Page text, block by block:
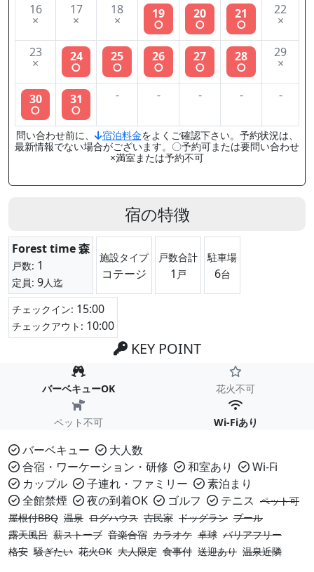
16
×
17
×
18
× 19
○
20
○
21
○
22
×
23
× 24
○
25
○
26
○
27
○
28
○
29
×
30
○
31
○
- - - - -
問い合わせ前に、 宿泊料金をよくご確認下さい。予約状況は、
最新情報でない場合がございます。〇予約可または要問い合わせ
×満室または予約不可
宿の特徴
Forest time 森
戸数: 1
定員: 9人迄
施設タイプ
コテージ
戸数合計
1 戸
駐車場
6台
チェックイン: 15:00
チェックアウト: 10:00
KEY POINT
バーベキューOK 花火不可
ペット不可 Wi-Fiあり
バーベキュー
大人数
合宿・ワーケーション・研修
和室あり
Wi-Fi
カップル
子連れ・ファミリー
素泊まり
全館禁煙
夜の到着OK ゴルフ テニス ペット可
屋根付BBQ 温泉 ログハウス 古民家 ドッグラン プール
露天風呂 薪ストーブ 音楽合宿 カラオケ 卓球 バリアフリー
格安 騒ぎたい 花火OK 大人限定 食事付 送迎あり 温泉近隣